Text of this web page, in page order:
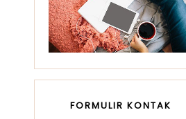
FORMULIR KONTAK